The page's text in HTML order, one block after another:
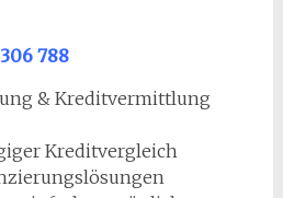
788
& Kreditvermittlung
Kreditvergleich